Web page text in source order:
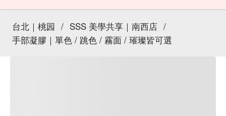
台北｜桃园 / SSS 美學共享｜南西店 /
手部凝膠｜單色 / 跳色 / 霧面 / 璀璨皆可選